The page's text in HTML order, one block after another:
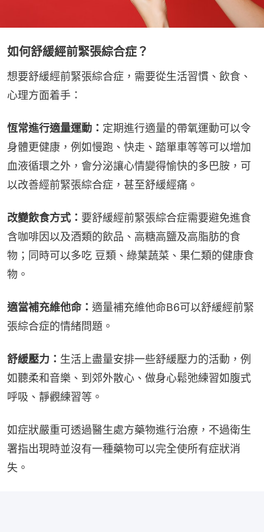
如何舒緩經前緊張綜合症？
想要舒緩經前緊張綜合症，需要從生活習慣、飲食、
心理方面着手：
恆常進行適量運動： 定期進行適量的帶氧運動可以令
身體更健康，例如慢跑、快走、踏單車等等可以增加
血液循環之外，會分泌讓心情變得愉快的多巴胺，可
以改善經前緊張綜合症，甚至舒緩經痛。
改變飲食方式： 要舒緩經前緊張綜合症需要避免進食
含咖啡因以及酒類的飲品、高糖高鹽及高脂肪的食
物；同時可以多吃 豆類、綠葉蔬菜、果仁類的健康食
物。
適當補充維他命： 適量補充維他命B6可以舒緩經前緊
張綜合症的情緒問題。
舒緩壓力： 生活上盡量安排一些舒緩壓力的活動，例
如聽柔和音樂、到郊外散心、做身心鬆弛練習如腹式
呼吸、靜觀練習等。
如症狀嚴重可透過醫生處方藥物進行治療，不過衛生
署指出現時並沒有一種藥物可以完全使所有症狀消
失。